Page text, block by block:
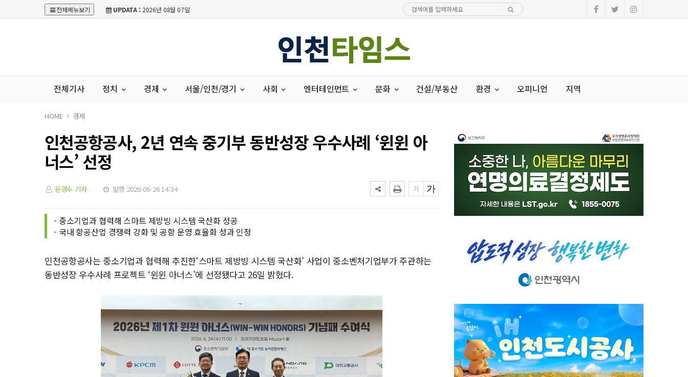
전체메뉴보기 UPDATA : 2026년 08월 07일
전체기사 정치 경제 서울/인천/경기 사회 엔터테인먼트 문화 건설/부동산 환경 오피니언 지역
HOME 경제
인천공항공사, 2년 연속 중기부 동반성장 우수사례 ‘윈윈 아
너스’ 선정
윤경수 기자 발행 2026-06-26 14:34
- 중소기업과 협력해 스마트 제방빙 시스템 국산화 성공
- 국내 항공산업 경쟁력 강화 및 공항 운영 효율화 성과 인정
인천공항공사는 중소기업과 협력해 추진한‘스마트 제방빙 시스템 국산화’ 사업이 중소벤처기업부가 주관하는
동반성장 우수사례 프로젝트 ‘윈윈 아너스’에 선정됐다고 26일 밝혔다.